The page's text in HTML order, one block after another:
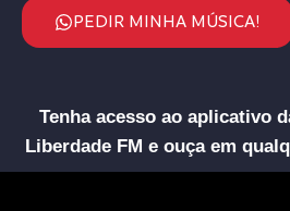
PEDIR MINHA MÚSICA!
Tenha acesso ao aplicativo
Liberdade FM e ouça em